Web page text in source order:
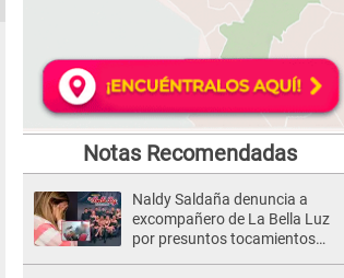
Notas Recomendadas
Naldy Saldaña denuncia a
excompañero de La Bella Luz
por presuntos tocamientos